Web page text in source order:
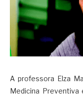
A professora Elza
Medicina Preventiva